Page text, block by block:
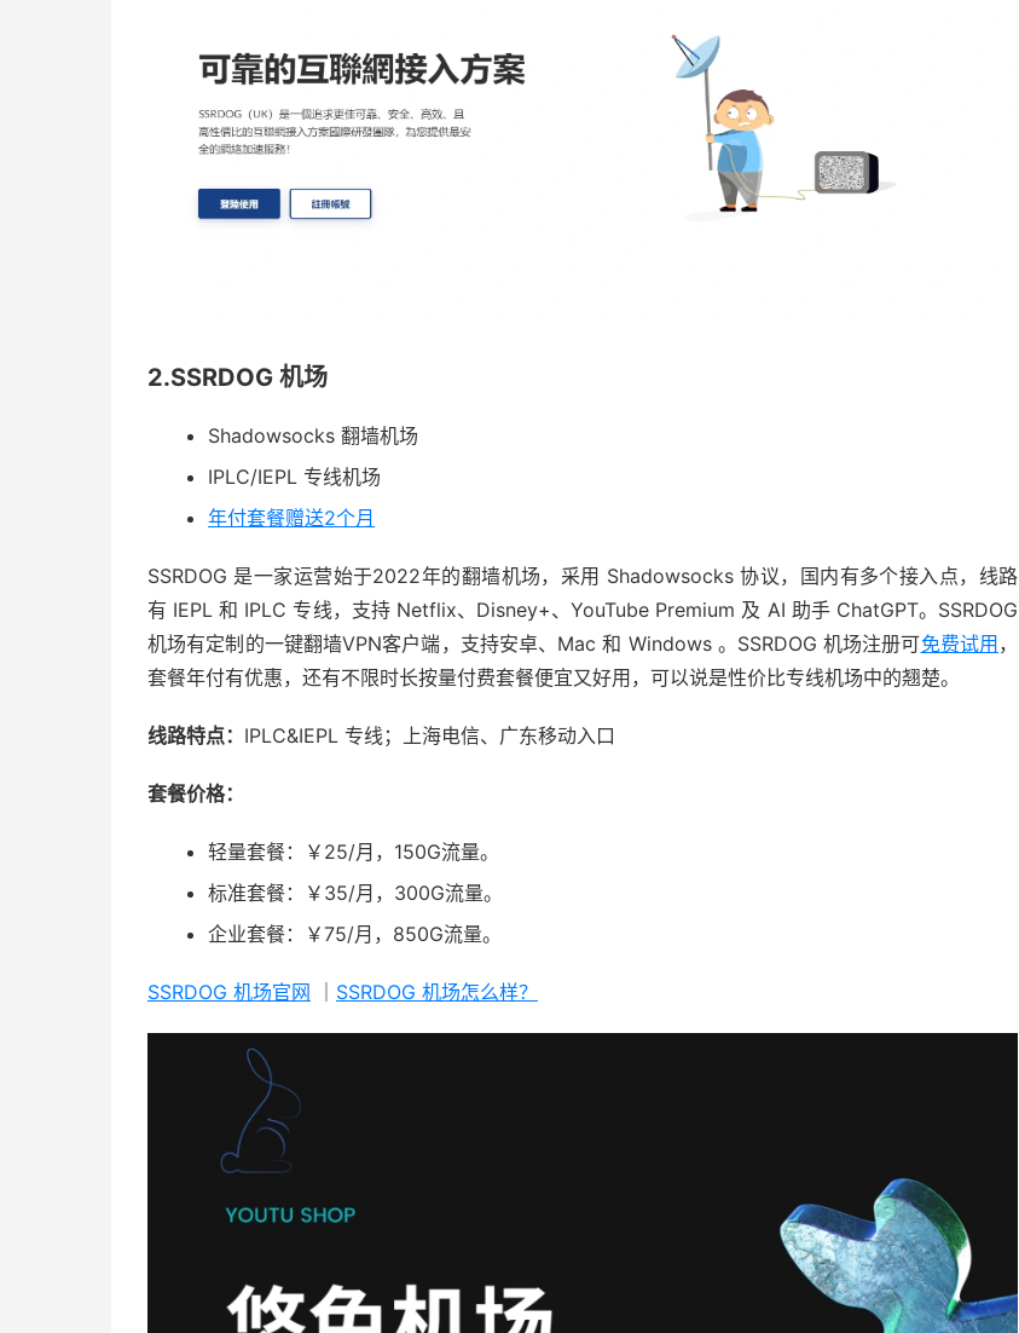
2.SSRDOG 机场
Shadowsocks 翻墙机场
IPLC/IEPL 专线机场
年付套餐赠送2个月
SSRDOG 是一家运营始于2022年的翻墙机场，采用 Shadowsocks 协议，国内有多个接入点，线路
有 IEPL 和 IPLC 专线，支持 Netflix、Disney+、YouTube Premium 及 AI 助手 ChatGPT。SSRDOG
机场有定制的一键翻墙VPN客户端，支持安卓、Mac 和 Windows 。SSRDOG 机场注册可免费试用 ，
套餐年付有优惠，还有不限时长按量付费套餐便宜又好用，可以说是性价比专线机场中的翘楚。
线路特点： IPLC&IEPL 专线；上海电信、广东移动入口
套餐价格：
轻量套餐：￥25/月，150G流量。
标准套餐：￥35/月，300G流量。
企业套餐：￥75/月，850G流量。
SSRDOG 机场官网 SSRDOG 机场怎么样？